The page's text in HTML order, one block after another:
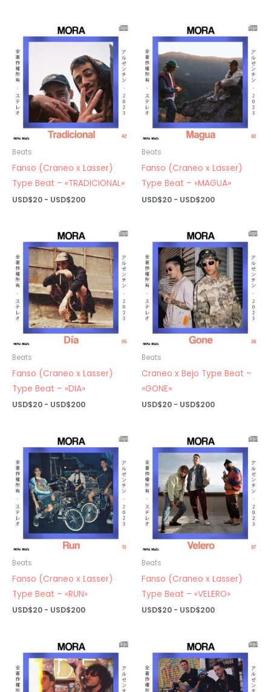
USD$20
hasta
USD$200
USD$20
hasta
Beats
Fanso (Craneo x Lasser)
Type Beat – «TRADICIONAL»
USD$20 - USD$200Rango
USD$20
hasta
USD$200
Beats
Fanso (Craneo x Lasser)
Type Beat – «MAGUA»
USD$20 - USD$200Rango
USD$20
hasta
USD$200
Beats
Fanso (Craneo x Lasser)
Type Beat – «DIA»
USD$20 - USD$200Rango
USD$20
hasta
USD$200
Beats
Craneo x Bejo Type Beat –
«GONE»
USD$20 - USD$200Rango
USD$20
hasta
USD$200
Beats
Fanso (Craneo x Lasser)
Type Beat – «RUN»
USD$20 - USD$200Rango
USD$20
hasta
USD$200
Beats
Fanso (Craneo x Lasser)
Type Beat – «VELERO»
USD$20 - USD$200Rango
USD$20
hasta
USD$200